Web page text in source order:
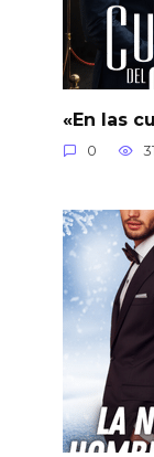
«En las
0